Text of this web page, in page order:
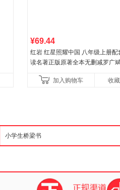
¥69.44
红岩 红星照耀中国 八年级上册配
读名著正版原著全本无删减罗广
初中生课外书中国青
加入购物车 收藏